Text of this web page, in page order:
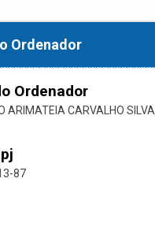
Ordenador
Ordenador
ARIMATEIA CARVALHO SILVA
87